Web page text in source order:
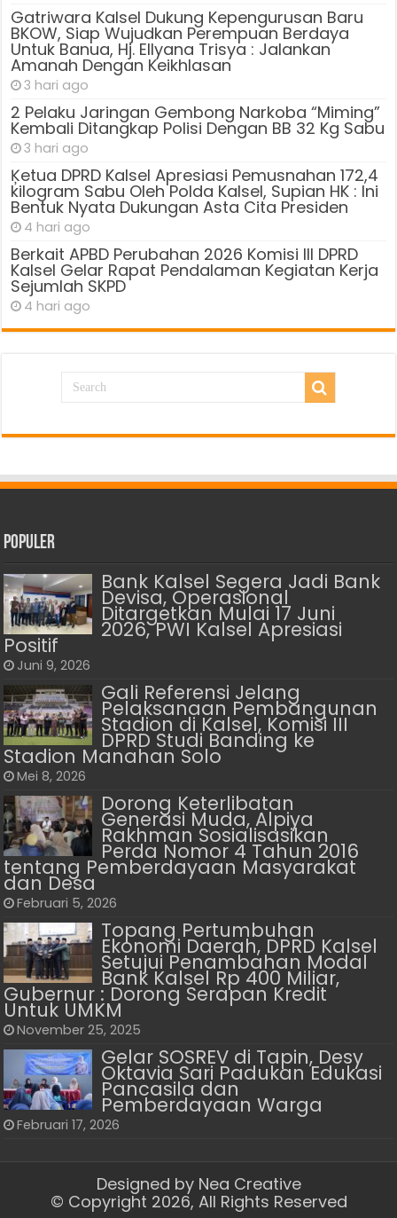
Gatriwara Kalsel Dukung Kepengurusan Baru
BKOW, Siap Wujudkan Perempuan Berdaya
Untuk Banua, Hj. Ellyana Trisya : Jalankan
Amanah Dengan Keikhlasan
3 hari ago
2 Pelaku Jaringan Gembong Narkoba “Miming”
Kembali Ditangkap Polisi Dengan BB 32 Kg Sabu
3 hari ago
Ķetua DPRD Kalsel Apresiasi Pemusnahan 172,4
kilogram Sabu Oleh Polda Kalsel, Supian HK : Ini
Bentuk Nyata Dukungan Asta Cita Presiden
4 hari ago
Berkait APBD Perubahan 2026 Komisi III DPRD
Kalsel Gelar Rapat Pendalaman Kegiatan Kerja
Sejumlah SKPD
4 hari ago
Populer
Bank Kalsel Segera Jadi Bank
Devisa, Operasional
Ditargetkan Mulai 17 Juni
2026, PWI Kalsel Apresiasi
Positif
Juni 9, 2026
Gali Referensi Jelang
Pelaksanaan Pembangunan
Stadion di Kalsel, Komisi III
DPRD Studi Banding ke
Stadion Manahan Solo
Mei 8, 2026
Dorong Keterlibatan
Generasi Muda, Alpiya
Rakhman Sosialisasikan
Perda Nomor 4 Tahun 2016
tentang Pemberdayaan Masyarakat
dan Desa
Februari 5, 2026
Topang Pertumbuhan
Ekonomi Daerah, DPRD Kalsel
Setujui Penambahan Modal
Bank Kalsel Rp 400 Miliar,
Gubernur : Dorong Serapan Kredit
Untuk UMKM
November 25, 2025
Gelar SOSREV di Tapin, Desy
Oktavia Sari Padukan Edukasi
Pancasila dan
Pemberdayaan Warga
Februari 17, 2026
Designed by Nea Creative
© Copyright 2026, All Rights Reserved